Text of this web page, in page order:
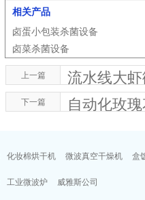
相关产品
卤蛋小包装杀菌设备
卤菜杀菌设备
上一篇 流水线大
下一篇 自动化玫
化妆棉烘干机 微波真空干燥机 盒
工业微波炉 威雅斯公司